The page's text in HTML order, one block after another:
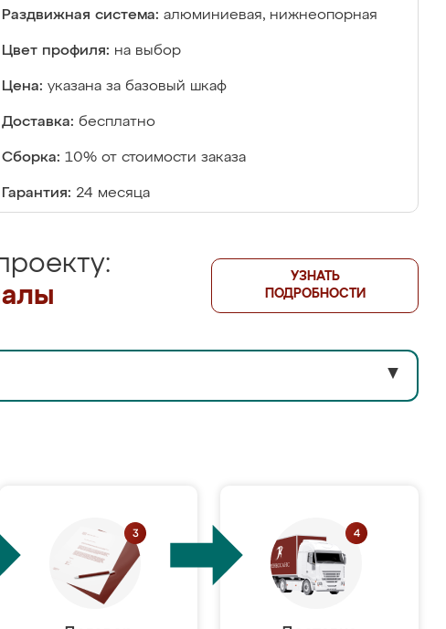
Раздвижная система: алюминиевая, нижнеопорная
Цвет профиля: на выбор
Цена: указана за базовый шкаф
Доставка: бесплатно
Сборка: 10% от стоимости заказа
Гарантия: 24 месяца
УЗНАТЬ
ПОДРОБНОСТИ
▼